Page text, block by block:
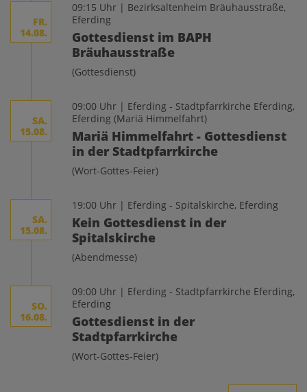
FR.
14.08.
09:15 Uhr | Bezirksaltenheim Bräuhausstraße,
Eferding
Gottesdienst im BAPH
Bräuhausstraße
(Gottesdienst)
SA.
15.08.
09:00 Uhr | Eferding - Stadtpfarrkirche Eferding,
Eferding (Mariä Himmelfahrt)
Mariä Himmelfahrt - Gottesdienst
in der Stadtpfarrkirche
(Wort-Gottes-Feier)
SA.
15.08.
19:00 Uhr | Eferding - Spitalskirche, Eferding
Kein Gottesdienst in der
Spitalskirche
(Abendmesse)
SO.
16.08.
09:00 Uhr | Eferding - Stadtpfarrkirche Eferding,
Eferding
Gottesdienst in der
Stadtpfarrkirche
(Wort-Gottes-Feier)